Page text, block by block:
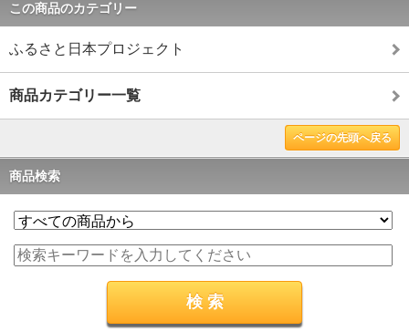
この商品のカテゴリー
ふるさと日本プロジェクト
商品カテゴリー一覧
ページの先頭へ戻る
商品検索